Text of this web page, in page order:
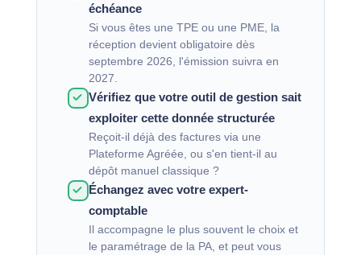
échéance
Si vous êtes une TPE ou une PME, la
réception devient obligatoire dès
septembre 2026, l'émission suivra en
2027.
Vérifiez que votre outil de gestion sait
exploiter cette donnée structurée
Reçoit-il déjà des factures via une
Plateforme Agréée, ou s'en tient-il au
dépôt manuel classique ?
Échangez avec votre expert-
comptable
Il accompagne le plus souvent le choix et
le paramétrage de la PA, et peut vous